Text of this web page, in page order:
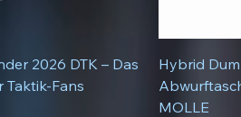
2026 DTK – Das
Taktik-Fans
Hybrid
MOLLE